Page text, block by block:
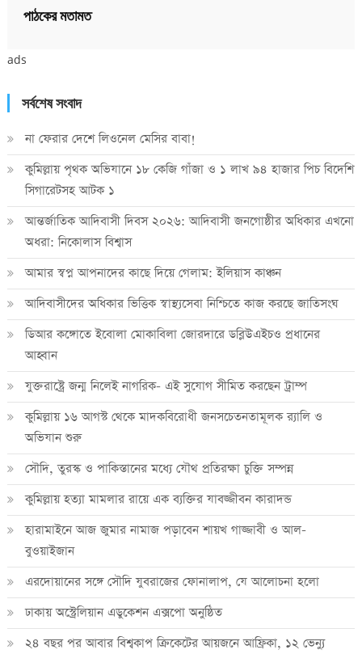
পাঠকের মতামত
ads
সর্বশেষ সংবাদ
না ফেরার দেশে লিওনেল মেসির বাবা!
কুমিল্লায় পৃথক অভিযানে ১৮ কেজি গাঁজা ও ১ লাখ ৯৪ হাজার পিচ বিদেশি
সিগারেটসহ আটক ১
আন্তর্জাতিক আদিবাসী দিবস ২০২৬: আদিবাসী জনগোষ্ঠীর অধিকার এখনো
অধরা: নিকোলাস বিশ্বাস
আমার স্বপ্ন আপনাদের কাছে দিয়ে গেলাম: ইলিয়াস কাঞ্চন
আদিবাসীদের অধিকার ভিত্তিক স্বাস্থ্যসেবা নিশ্চিতে কাজ করছে জাতিসংঘ
ডিআর কঙ্গোতে ইবোলা মোকাবিলা জোরদারে ডব্লিউএইচও প্রধানের
আহ্বান
যুক্তরাষ্ট্রে জন্ম নিলেই নাগরিক- এই সুযোগ সীমিত করছেন ট্রাম্প
কুমিল্লায় ১৬ আগস্ট থেকে মাদকবিরোধী জনসচেতনতামূলক র‍্যালি ও
অভিযান শুরু
সৌদি, তুরস্ক ও পাকিস্তানের মধ্যে যৌথ প্রতিরক্ষা চুক্তি সম্পন্ন
কুমিল্লায় হত্যা মামলার রায়ে এক ব্যক্তির যাবজ্জীবন কারাদন্ড
হারামাইনে আজ জুমার নামাজ পড়াবেন শায়খ গাজ্জাবী ও আল-
বুওয়াইজান
এরদোয়ানের সঙ্গে সৌদি যুবরাজের ফোনালাপ, যে আলোচনা হলো
ঢাকায় অস্ট্রেলিয়ান এডুকেশন এক্সপো অনুষ্ঠিত
২৪ বছর পর আবার বিশ্বকাপ ক্রিকে‌টের আয়জনে আফ্রিকা, ১২ ভেন্যু